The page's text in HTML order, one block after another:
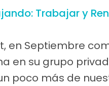
Trabajar y
en Septiembre
en su grupo
poco más de